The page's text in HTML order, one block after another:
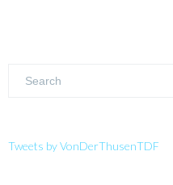
Tweets by VonDerThusenTDF